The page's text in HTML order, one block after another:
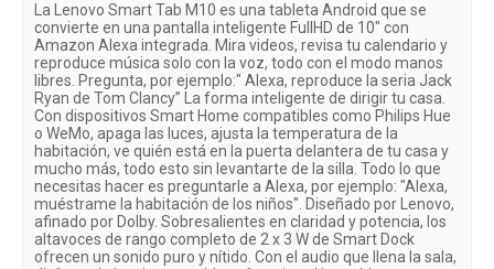
La Lenovo Smart Tab M10 es una tableta Android que se
convierte en una pantalla inteligente FullHD de 10" con
Amazon Alexa integrada. Mira videos, revisa tu calendario y
reproduce música solo con la voz, todo con el modo manos
libres. Pregunta, por ejemplo:" Alexa, reproduce la seria Jack
Ryan de Tom Clancy” La forma inteligente de dirigir tu casa.
Con dispositivos Smart Home compatibles como Philips Hue
o WeMo, apaga las luces, ajusta la temperatura de la
habitación, ve quién está en la puerta delantera de tu casa y
mucho más, todo esto sin levantarte de la silla. Todo lo que
necesitas hacer es preguntarle a Alexa, por ejemplo: "Alexa,
muéstrame la habitación de los niños". Diseñado por Lenovo,
afinado por Dolby. Sobresalientes en claridad y potencia, los
altavoces de rango completo de 2 x 3 W de Smart Dock
ofrecen un sonido puro y nítido. Con el audio que llena la sala,